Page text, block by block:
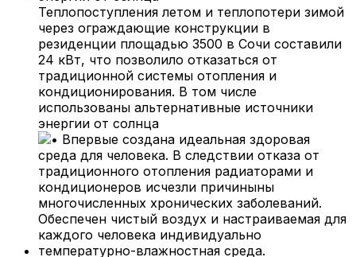
Теплопоступления летом и теплопотери зимой
через ограждающие конструкции в
резиденции площадью 3500 в Сочи составили
24 кВт, что позволило отказаться от
традиционной системы отопления и
кондиционирования. В том числе
использованы альтернативные источники
энергии от солнца